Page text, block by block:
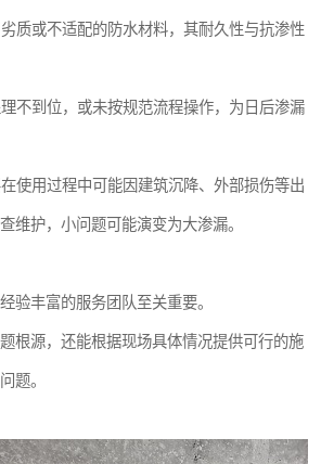
质或不适配的防水材料，其耐久性与抗渗性
不到位，或未按规范流程操作，为日后渗漏
使用过程中可能因建筑沉降、外部损伤等出
维护，小问题可能演变为大渗漏。
验丰富的服务团队至关重要。
根源，还能根据现场具体情况提供可行的施
题。